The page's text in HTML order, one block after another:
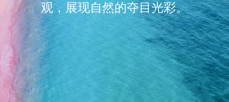
观，展现自⁠然⁠的夺目光彩。